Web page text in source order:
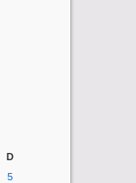
D
5